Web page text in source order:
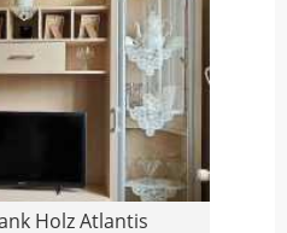
Holz Atlantis